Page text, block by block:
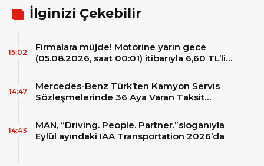
İlginizi Çekebilir
Firmalara müjde! Motorine yarın gece
(05.08.2026, saat 00:01) itibarıyla 6,60 TL’lik
15:02
Mercedes-Benz Türk’ten Kamyon Servis
Sözleşmelerinde 36 Aya Varan Taksit
14:47
MAN, “Driving. People. Partner.”sloganıyla
Eylül ayındaki IAA Transportation 2026’da
14:43